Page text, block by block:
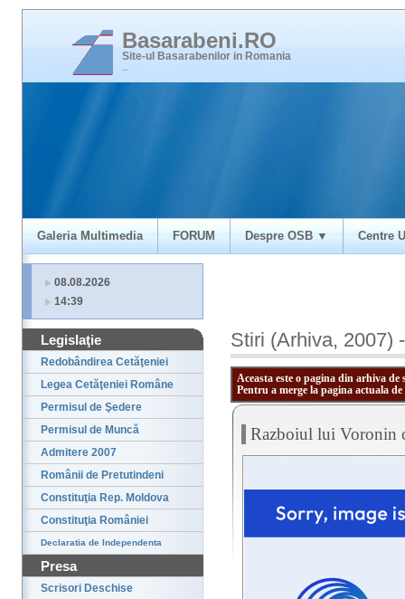
Basarabeni.RO
Site-ul Basarabenilor in Romania
Galeria Multimedia FORUM Despre OSB ▼ Centre
08.08.2026
14:39
Legislaţie
Redobândirea Cetăţeniei
Legea Cetăţeniei Române
Permisul de Şedere
Permisul de Muncă
Admitere 2007
Românii de Pretutindeni
Constituţia Rep. Moldova
Constituţia României
Declaratia de Independenta
Presa
Scrisori Deschise
Stiri (Arhiva, 2007)
Aceasta este o pagina din arhiva
Pentru a merge la pagina actuala
Razboiul lui Voronin